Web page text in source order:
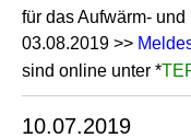
für das Aufwärm-
03.08.2019 >>
sind online unter *
10.07.2019